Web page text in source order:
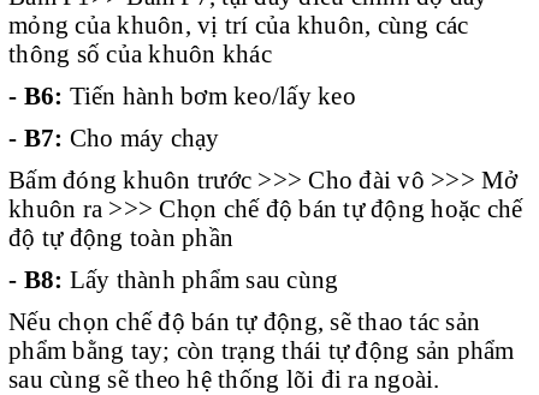
mỏng của khuôn, vị trí của khuôn, cùng các
thông số của khuôn khác
- B6: Tiến hành bơm keo/lấy keo
- B7: Cho máy chạy
Bấm đóng khuôn trước >>> Cho đài vô >>> Mở
khuôn ra >>> Chọn chế độ bán tự động hoặc chế
độ tự động toàn phần
- B8: Lấy thành phẩm sau cùng
Nếu chọn chế độ bán tự động, sẽ thao tác sản
phẩm bằng tay; còn trạng thái tự động sản phẩm
sau cùng sẽ theo hệ thống lõi đi ra ngoài.